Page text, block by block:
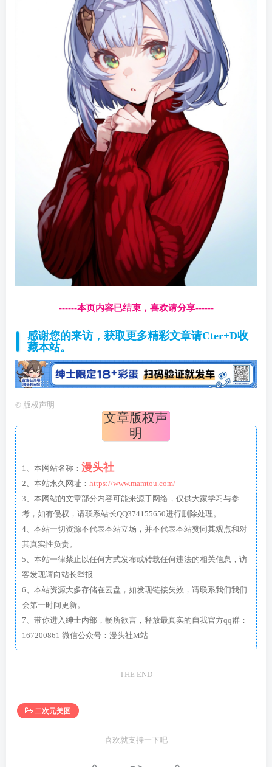
------本页内容已结束，喜欢请分享------
感谢您的来访，获取更多精彩文章请Cter+D收
藏本站。
© 版权声明
文章版权声
明
1、本网站名称： 漫头社
2、本站永久网址： https://www.mamtou.com/
3、本网站的文章部分内容可能来源于网络，仅供大家学习与参
考，如有侵权，请联系站长QQ374155650进行删除处理。
4、本站一切资源不代表本站立场，并不代表本站赞同其观点和对
其真实性负责。
5、本站一律禁止以任何方式发布或转载任何违法的相关信息，访
客发现请向站长举报
6、本站资源大多存储在云盘，如发现链接失效，请联系我们我们
会第一时间更新。
7、带你进入绅士内部，畅所欲言，释放最真实的自我官方qq群：
167200861 微信公众号：漫头社M站
THE END
二次元美图
喜欢就支持一下吧